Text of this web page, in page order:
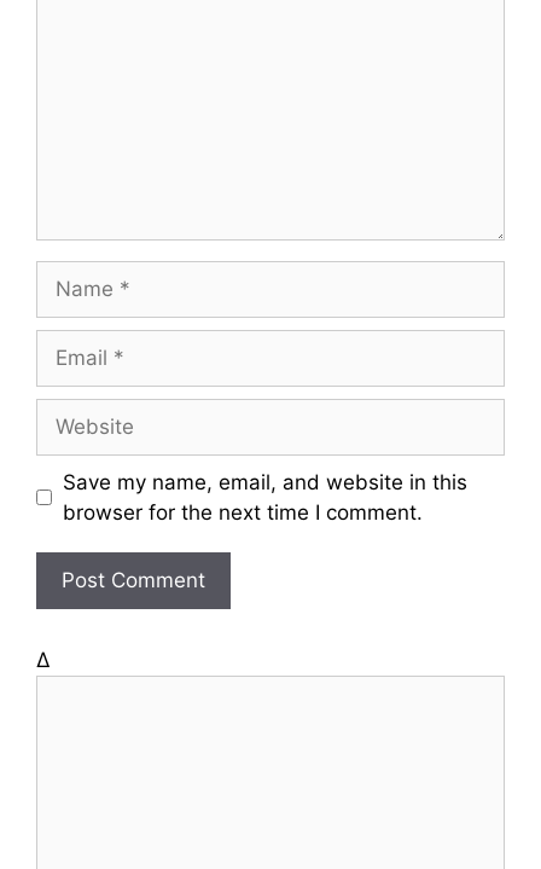
m
a
l
s
Save my name, email, and website in this
browser for the next time I comment.
Δ